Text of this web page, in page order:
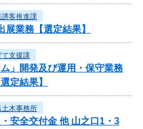
誘客推進課
業務【選定結果】
て支援課
」開発及び運用・保守業務
定結果】
土木事務所
安全交付金 他 山之口1・3